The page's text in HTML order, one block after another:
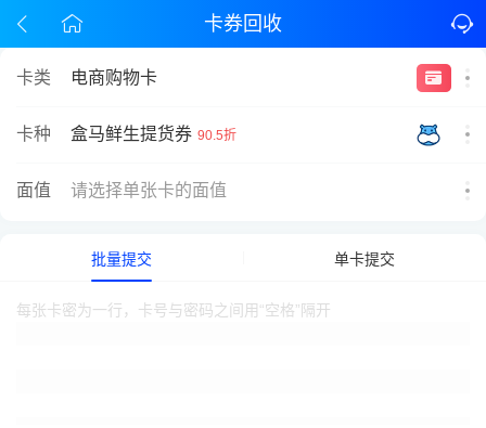
卡券回收
卡类 电商购物卡
卡种 盒马鲜生提货券 90.5折
面值 请选择单张卡的面值
批量提交 单卡提交